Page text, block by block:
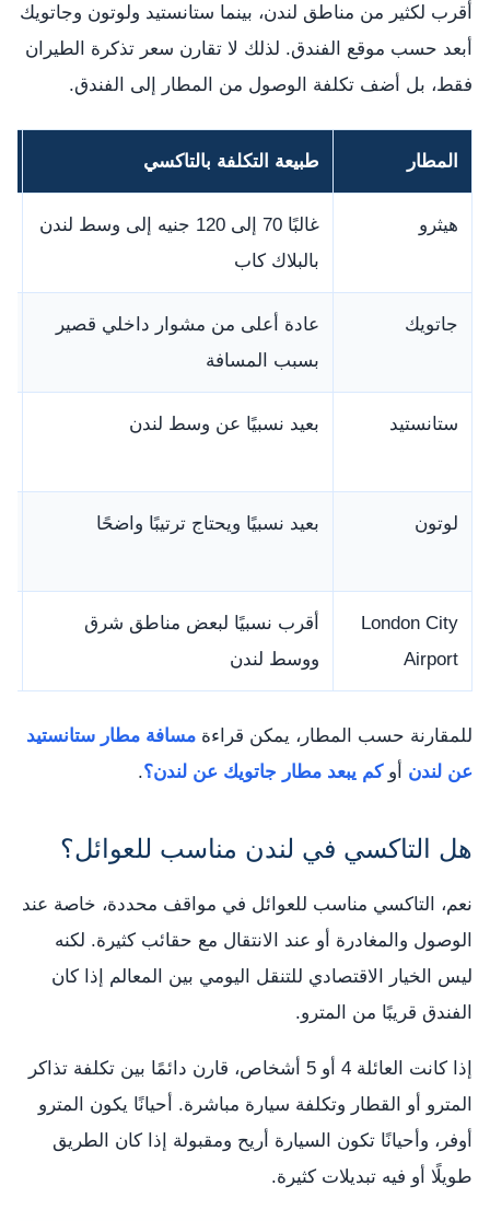
أقرب لكثير من مناطق لندن، بينما ستانستيد ولوتون وجاتويك
أبعد حسب موقع الفندق. لذلك لا تقارن سعر تذكرة الطيران
فقط، بل أضف تكلفة الوصول من المطار إلى الفندق.
المطار طبيعة التكلفة بالتاكسي
هيثرو
غالبًا 70 إلى 120 جنيه إلى وسط لندن
بالبلاك كاب
جاتويك
عادة أعلى من مشوار داخلي قصير
بسبب المسافة
ستانستيد بعيد نسبيًا عن وسط لندن
لوتون بعيد نسبيًا ويحتاج ترتيبًا واضحًا
London City
Airport
أقرب نسبيًا لبعض مناطق شرق
ووسط لندن
للمقارنة حسب المطار، يمكن قراءة مسافة مطار ستانستيد
عن لندن أوكم يبعد مطار جاتويك عن لندن؟.
هل التاكسي في لندن مناسب للعوائل؟
نعم، التاكسي مناسب للعوائل في مواقف محددة، خاصة عند
الوصول والمغادرة أو عند الانتقال مع حقائب كثيرة. لكنه
ليس الخيار الاقتصادي للتنقل اليومي بين المعالم إذا كان
الفندق قريبًا من المترو.
إذا كانت العائلة 4 أو 5 أشخاص، قارن دائمًا بين تكلفة تذاكر
المترو أو القطار وتكلفة سيارة مباشرة. أحيانًا يكون المترو
أوفر، وأحيانًا تكون السيارة أريح ومقبولة إذا كان الطريق
طويلًا أو فيه تبديلات كثيرة.